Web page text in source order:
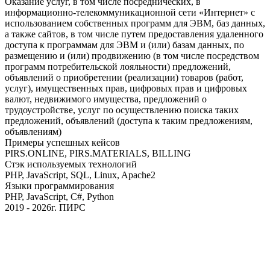
информационно-телекоммуникационной сети «Интернет» с
использованием собственных программ для ЭВМ, баз данных,
а также сайтов, в том числе путем предоставления удаленного
доступа к программам для ЭВМ и (или) базам данных, по
размещению и (или) продвижению (в том числе посредством
программ потребительской лояльности) предложений,
объявлений о приобретении (реализации) товаров (работ,
услуг), имущественных прав, цифровых прав и цифровых
валют, недвижимого имущества, предложений о
трудоустройстве, услуг по осуществлению поиска таких
предложений, объявлений (доступа к таким предложениям,
объявлениям)
Примеры успешных кейсов
PIRS.ONLINE, PIRS.MATERIALS, BILLING
Стэк используемых технологий
PHP, JavaScript, SQL, Linux, Apache2
Языки программирования
PHP, JavaScript, C#, Python
2019 - 2026г. ПИРС